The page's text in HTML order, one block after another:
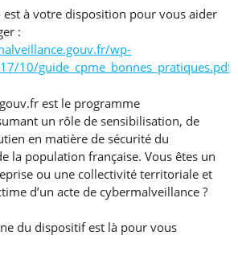
est à votre disposition pour vous aider
:
wp-
10/guide_cpme_bonnes_pratiques.pdf
est le programme
un rôle de sensibilisation, de
en matière de sécurité du
la population française. Vous êtes un
ou une collectivité territoriale et
d’un acte de cybermalveillance ?
du dispositif est là pour vous